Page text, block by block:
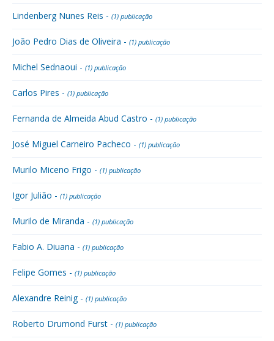
Lindenberg Nunes Reis - (1) publicação
João Pedro Dias de Oliveira - (1) publicação
Michel Sednaoui - (1) publicação
Carlos Pires - (1) publicação
Fernanda de Almeida Abud Castro - (1) publicação
José Miguel Carneiro Pacheco - (1) publicação
Murilo Miceno Frigo - (1) publicação
Igor Julião - (1) publicação
Murilo de Miranda - (1) publicação
Fabio A. Diuana - (1) publicação
Felipe Gomes - (1) publicação
Alexandre Reinig - (1) publicação
Roberto Drumond Furst - (1) publicação